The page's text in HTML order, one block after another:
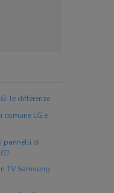
le differenze
comune LG e
pannelli di
TV Samsung